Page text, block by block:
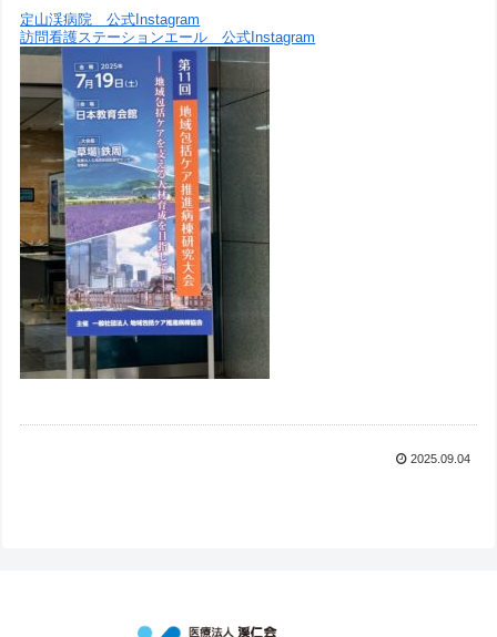
定山渓病院 公式Instagram
訪問看護ステーションエール 公式Instagram
2025.09.04